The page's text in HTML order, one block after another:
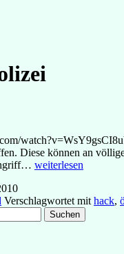
Diese können an
Reclaim
weiterlesen
Verschlagwortet mit hack,